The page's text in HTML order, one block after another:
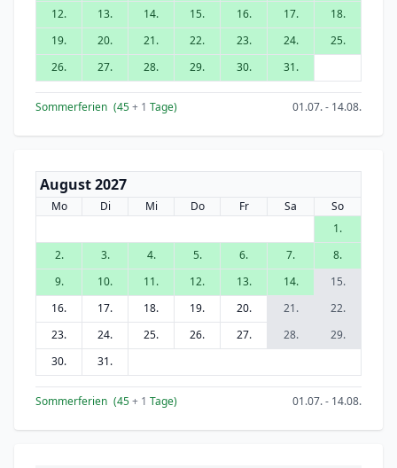
12.
13. 14. 15. 16. 17.
18.
19.
20. 21. 22. 23. 24.
25.
26.
27. 28. 29. 30. 31.
Sommerferien (45+ 1 Tage) 01.07. - 14.08.
August 2027
Mo Di Mi Do Fr Sa
So
1.
2.
3. 4. 5. 6. 7.
8.
9.
10. 11. 12. 13. 14.
15.
16.
17. 18. 19. 20. 21.
22.
23.
24. 25. 26. 27. 28.
29.
30.
31.
Sommerferien (45+ 1 Tage) 01.07. - 14.08.